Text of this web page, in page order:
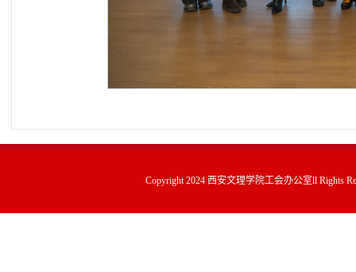
Copyright 2024 西安文理学院工会办公室ll Rights